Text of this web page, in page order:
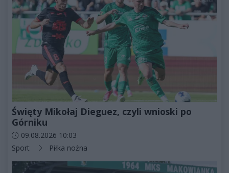
Święty Mikołaj Dieguez, czyli wnioski po
Górniku
Data dodania artykułu:
09.08.2026 10:03
Kategorie artykułu:
Sport Piłka nożna